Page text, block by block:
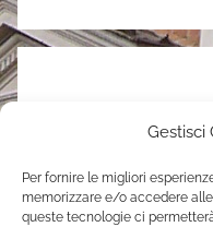
Gestisci
Per fornire le migliori
memorizzare e/o accedere
queste tecnologie ci
i
Il programma
Contatti